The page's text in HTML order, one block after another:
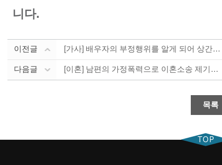
니다.
이전글 [가사] 배우자의 부정행위를 알게 되어 상간남 소송 진....
다음글 [이혼] 남편의 가정폭력으로 이혼소송 제기한 사례
목록
TOP